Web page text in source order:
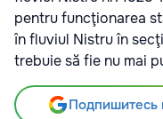
pentru funcţionarea
în fluviul Nistru în
trebuie să fie nu mai
Подпишитесь